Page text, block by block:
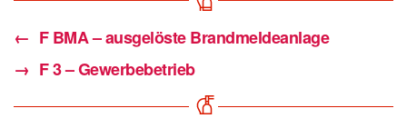
← F BMA – ausgelöste Brandmeldeanlage
→ F 3 – Gewerbebetrieb